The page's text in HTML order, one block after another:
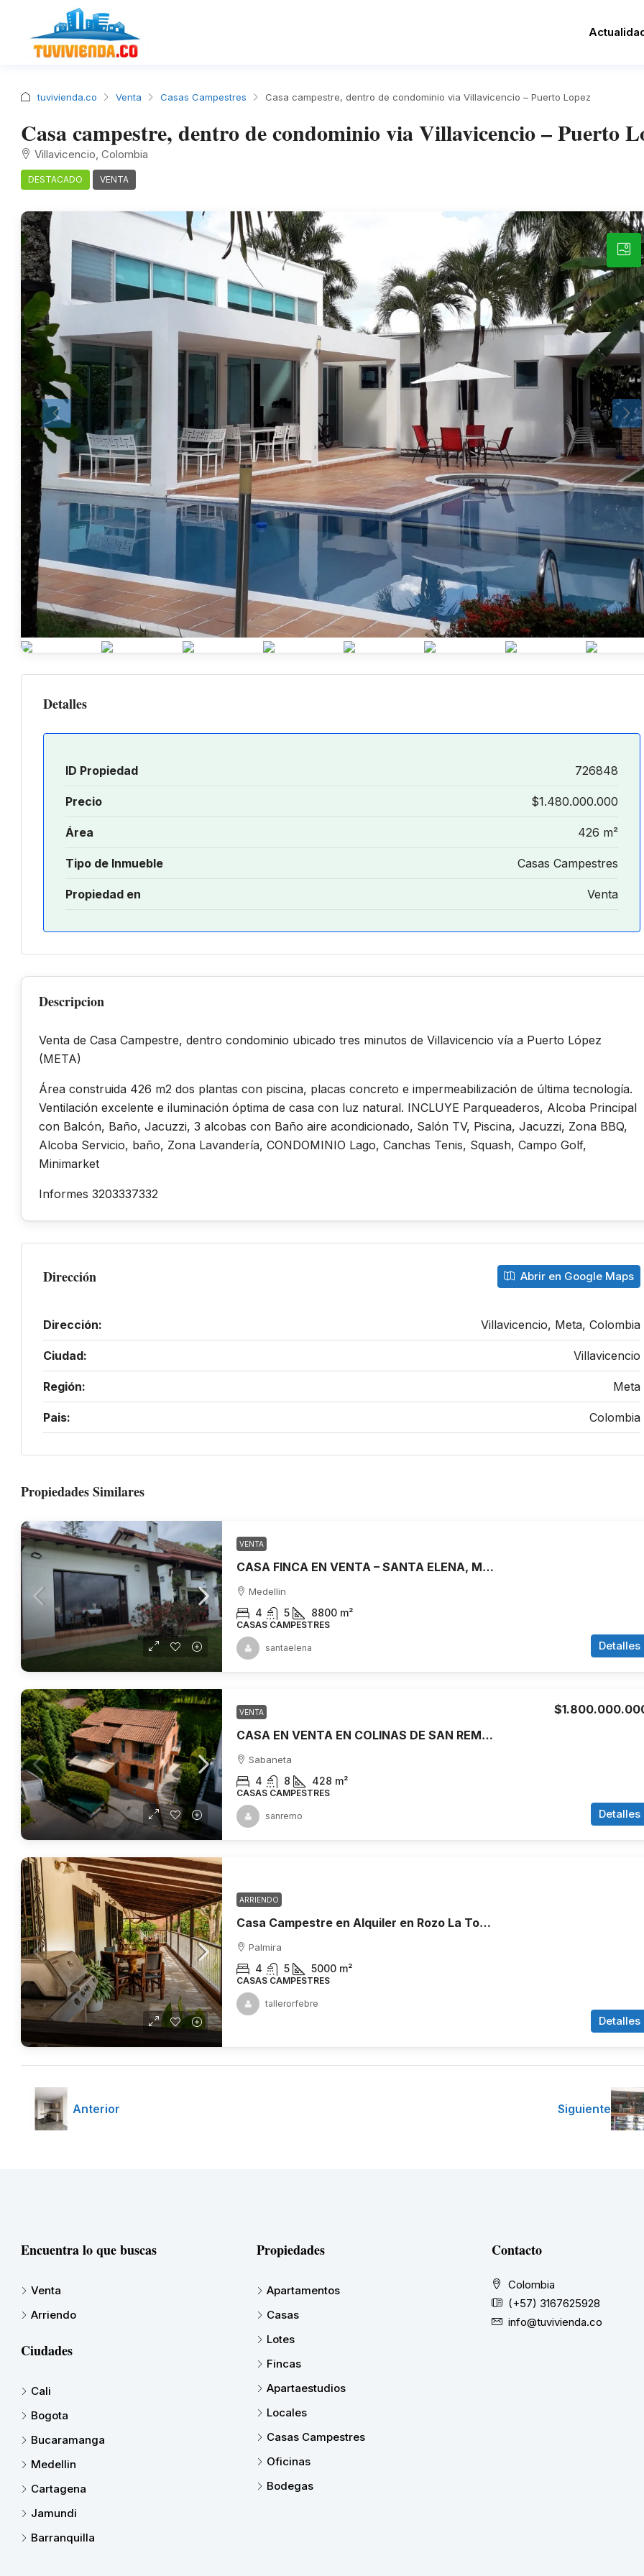
tuvivienda.co Venta Casas Campestres Casa campestre, dentro de condominio via Villavicencio – Puerto Lopez
Casa campestre, dentro de condominio via Villavicencio – Puerto
Villavicencio, Colombia
DESTACADO VENTA
Detalles
ID Propiedad 726848
Precio $1.480.000.000
Área 426 m²
Tipo de Inmueble Casas Campestres
Propiedad en Venta
Descripcion
Venta de Casa Campestre, dentro condominio ubicado tres minutos de Villavicencio vía a Puerto López
(META)
Área construida 426 m2 dos plantas con piscina, placas concreto e impermeabilización de última tecnología.
Ventilación excelente e iluminación óptima de casa con luz natural. INCLUYE Parqueaderos, Alcoba Principal
con Balcón, Baño, Jacuzzi, 3 alcobas con Baño aire acondicionado, Salón TV, Piscina, Jacuzzi, Zona BBQ,
Alcoba Servicio, baño, Zona Lavandería, CONDOMINIO Lago, Canchas Tenis, Squash, Campo Golf,
Minimarket
Informes 3203337332
Dirección Abrir en Google Maps
Dirección: Villavicencio, Meta, Colombia
Ciudad: Villavicencio
Región: Meta
Pais: Colombia
Propiedades Similares
VENTA
CASA FINCA EN VENTA – SANTA ELENA, MEDELLÍN
Medellin
4 5 8800 m²
CASAS CAMPESTRES
Detalles
santaelena
VENTA
CASA EN VENTA EN COLINAS DE SAN REMO SABANETA
Sabaneta
4 8 428 m²
CASAS CAMPESTRES
Detalles
sanremo
ARRIENDO
Casa Campestre en Alquiler en Rozo La Torre, Palmira, Valle del Cauca
Palmira
4 5 5000 m²
CASAS CAMPESTRES
Detalles
tallerorfebre
Anterior Siguiente
Encuentra lo que buscas
Venta
Arriendo
Ciudades
Cali
Bogota
Bucaramanga
Medellin
Cartagena
Jamundi
Barranquilla
Propiedades
Apartamentos
Casas
Lotes
Fincas
Apartaestudios
Locales
Casas Campestres
Oficinas
Bodegas
Contacto
Colombia
(+57) 3167625928
info@tuvivienda.co